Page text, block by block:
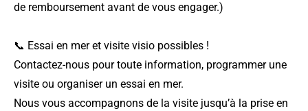
de remboursement avant de vous engager.)
📞 Essai en mer et visite visio possibles !
Contactez-nous pour toute information, programmer une
visite ou organiser un essai en mer.
Nous vous accompagnons de la visite jusqu’à la prise en